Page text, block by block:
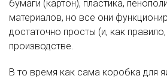
бумаги (картон), пластика,
материалов, но все они
достаточно просты (и, как
производстве.
В то время как сама коробка для